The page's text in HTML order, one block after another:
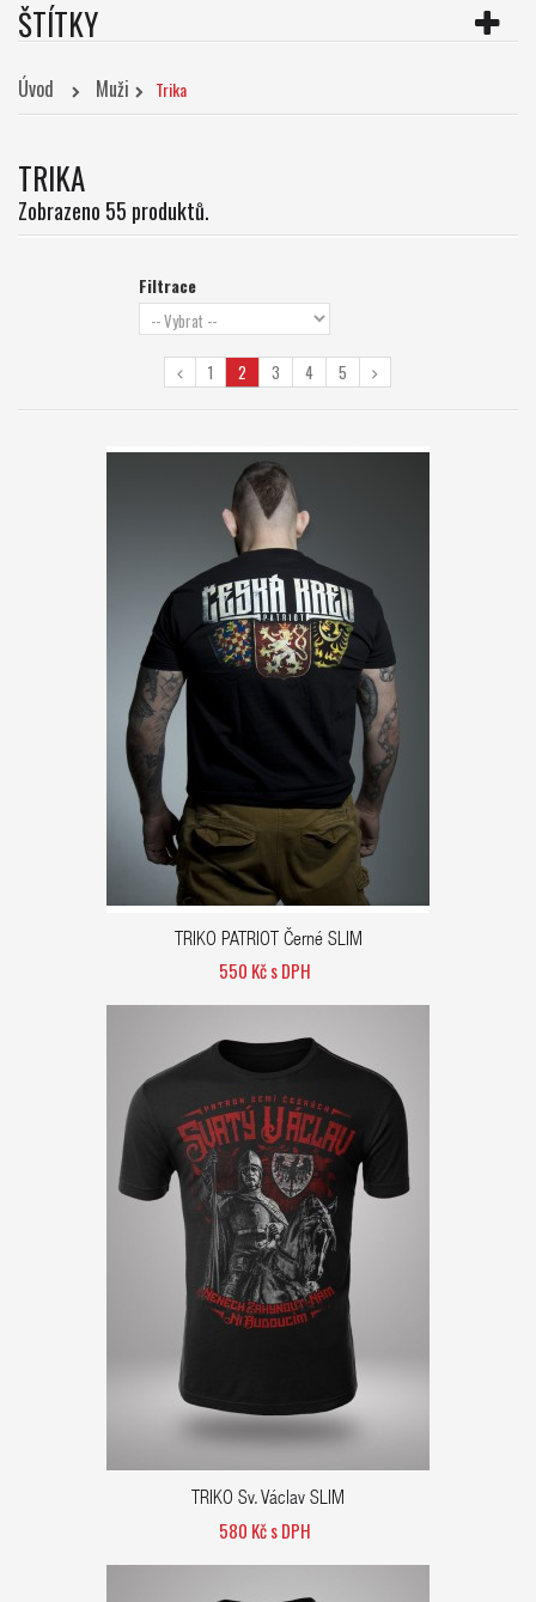
ŠTÍTKY
Úvod Muži Trika
TRIKA
Zobrazeno 55 produktů.
Filtrace
1 2 3 4 5
TRIKO PATRIOT Černé SLIM
550 Kč s DPH
TRIKO Sv. Václav SLIM
580 Kč s DPH